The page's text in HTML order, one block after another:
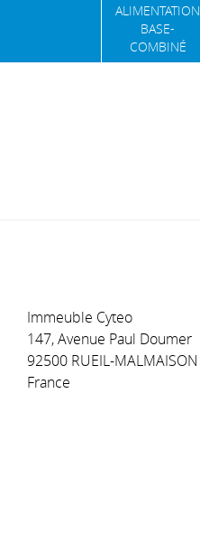
ALIMENTATION
BASE-
COMBINÉ
Immeuble Cyteo
147, Avenue Paul Doumer
92500 RUEIL-MALMAISON
France